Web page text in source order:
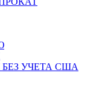
УЧЕТА США